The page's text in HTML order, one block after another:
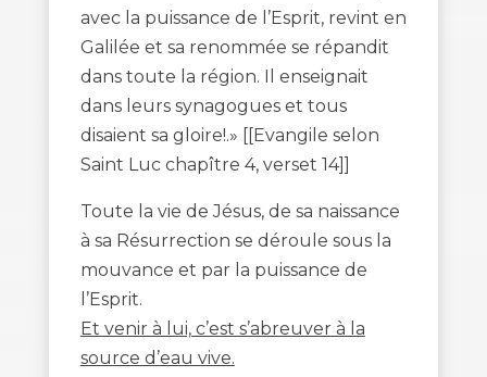
avec la puissance de l’Esprit, revint en
Galilée et sa renommée se répandit
dans toute la région. Il enseignait
dans leurs synagogues et tous
disaient sa gloire!.» [[Evangile selon
Saint Luc chapître 4, verset 14]]
Toute la vie de Jésus, de sa naissance
à sa Résurrection se déroule sous la
mouvance et par la puissance de
l’Esprit.
Et venir à lui, c’est s’abreuver à la
source d’eau vive.